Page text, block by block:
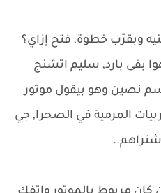
وبقرّب خطوة, فتح إزاي؟
بقى بارد, سليم اتشنج
نصين وهو بيقول موتور
المرمية في الصحرا, جي